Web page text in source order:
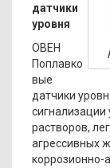
датчики
уровня
ОВЕН
Поплавко
вые
датчики
растворов,
агрессивных
коррозионно-